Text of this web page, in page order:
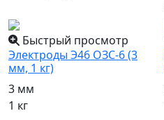
Быстрый просмотр
Электроды Э46 ОЗС-6 (3
мм, 1 кг)
3 мм
1 кг